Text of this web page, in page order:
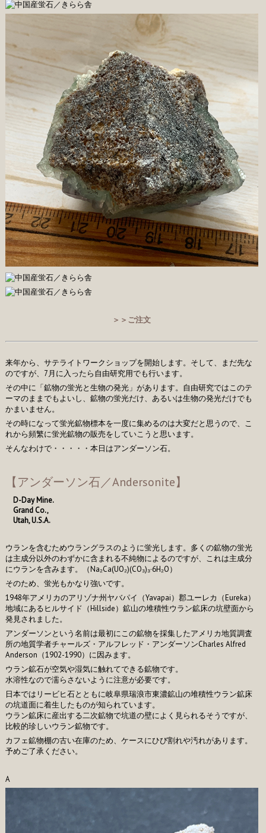
＞＞ご注文
来年から、サテライトワークショップを開始します。そして、まだ先な
のですが、7月に入ったら自由研究用でも行います。
その中に「鉱物の蛍光と生物の発光」があります。自由研究ではこのテ
ーマのままでもよいし、鉱物の蛍光だけ、あるいは生物の発光だけでも
かまいません。
その時になって蛍光鉱物標本を一度に集めるのは大変だと思うので、こ
れから頻繁に蛍光鉱物の販売をしていこうと思います。
そんなわけで・・・・・本日はアンダーソン石。
【アンダーソン石／Andersonite】
D-Day Mine.
Grand Co.,
Utah, U.S.A.
ウランを含むためウラングラスのように蛍光します。多くの鉱物の蛍光
は主成分以外のわずかに含まれる不純物によるのですが、これは主成分
にウランを含みます。（Na₂Ca(UO₂)(CO₃)₃·6H₂O）
そのため、蛍光もかなり強いです。
1948年アメリカのアリゾナ州ヤバパイ（Yavapai）郡ユーレカ（Eureka）
地域にあるヒルサイド（Hillside）鉱山の堆積性ウラン鉱床の坑壁面から
発見されました。
アンダーソンという名前は最初にこの鉱物を採集したアメリカ地質調査
所の地質学者チャールズ・アルフレッド・アンダーソンCharles Alfred
Anderson（1902-1990）に因みます。
ウラン鉱石が空気や湿気に触れてできる鉱物です。
水溶性なので濡らさないように注意が必要です。
日本ではリービヒ石とともに岐阜県瑞浪市東濃鉱山の堆積性ウラン鉱床
の坑道面に着生したものが知られています。
ウラン鉱床に産出する二次鉱物で坑道の壁によく見られるそうですが、
比較的珍しいウラン鉱物です。
カフェ鉱物棚の古い在庫のため、ケースにひび割れや汚れがあります。
予めご了承ください。
A